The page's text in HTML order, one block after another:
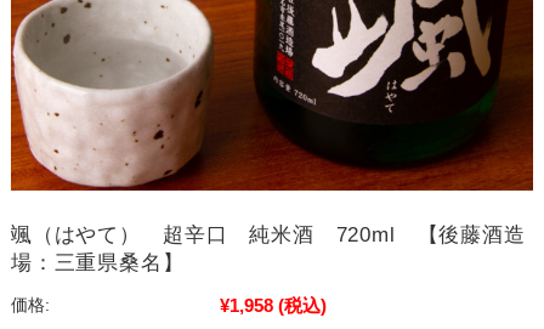
颯（はやて） 超辛口 純米酒 720ml 【後藤酒造
場：三重県桑名】
価格: ¥1,958 (税込)